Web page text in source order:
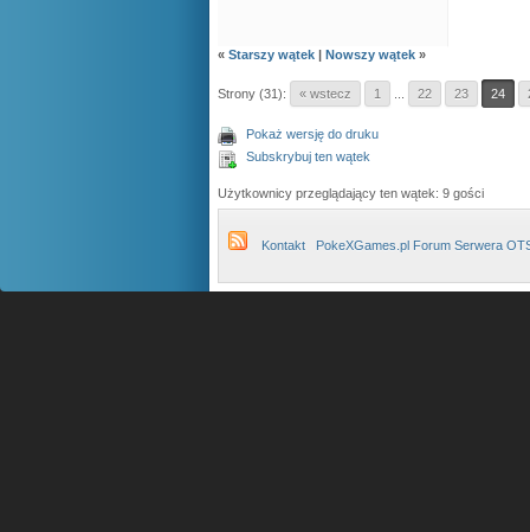
« Starszy wątek | Nowszy wątek »
Strony (31): « wstecz 1 22 23 24
Pokaż wersję do druku
Subskrybuj ten wątek
Użytkownicy przeglądający ten wątek: 9 gości
Kontakt PokeXGames.pl Forum Serwera